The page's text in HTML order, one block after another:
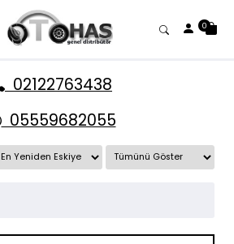
0
02122763438
05559682055